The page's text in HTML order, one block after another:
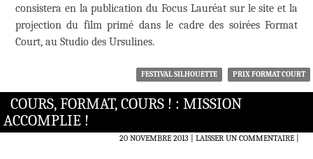
consistera en la publication du Focus Lauréat sur le site et la
projection du film primé dans le cadre des soirées Format
Court, au Studio des Ursulines.
FESTIVAL SILHOUETTE PRIX FORMAT COURT
COURS, FORMAT, COURS ! : MISSION
ACCOMPLIE !
20 NOVEMBRE 2013 LAISSER UN COMMENTAIRE|